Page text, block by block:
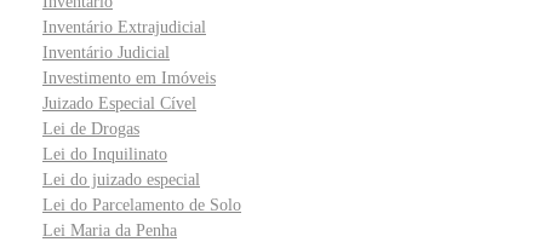
Inventário Extrajudicial
Inventário Judicial
Investimento em Imóveis
Juizado Especial Cível
Lei de Drogas
Lei do Inquilinato
Lei do juizado especial
Lei do Parcelamento de Solo
Lei Maria da Penha